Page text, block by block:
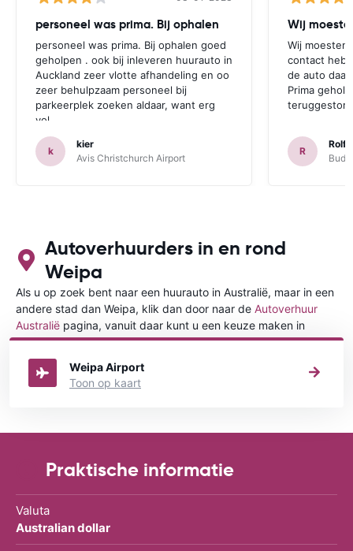
personeel was prima. Bij ophalen
personeel was prima. Bij ophalen goed
geholpen . ook bij inleveren huurauto in
Auckland zeer vlotte afhandeling en oo
zeer behulpzaam personeel bij
parkeerplek zoeken aldaar, want erg
vol.
k
kier
Avis Christchurch Airport
Wij
Wij moesten
contact
de auto
Prima
R
Rolf
Autoverhuurders in en rond
Weipa
Als u op zoek bent naar een huurauto in Australië, maar in een
andere stad dan Weipa, klik dan door naar de Autoverhuur
Australië pagina, vanuit daar kunt u een keuze maken in
welke stad in Australië u een auto huren wilt.
Weipa Airport
Toon op kaart
Praktische informatie
Valuta
Australian dollar